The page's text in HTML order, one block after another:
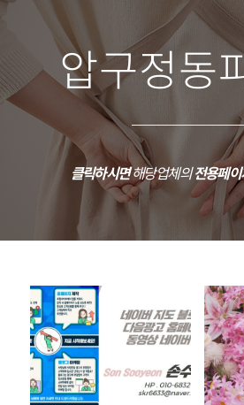
압구정동
클릭하시면해당업체의전용페